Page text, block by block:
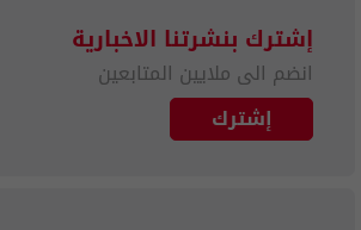
إشترك بنشرتنا الاخبارية
انضم الى ملايين المتابعين
إشترك